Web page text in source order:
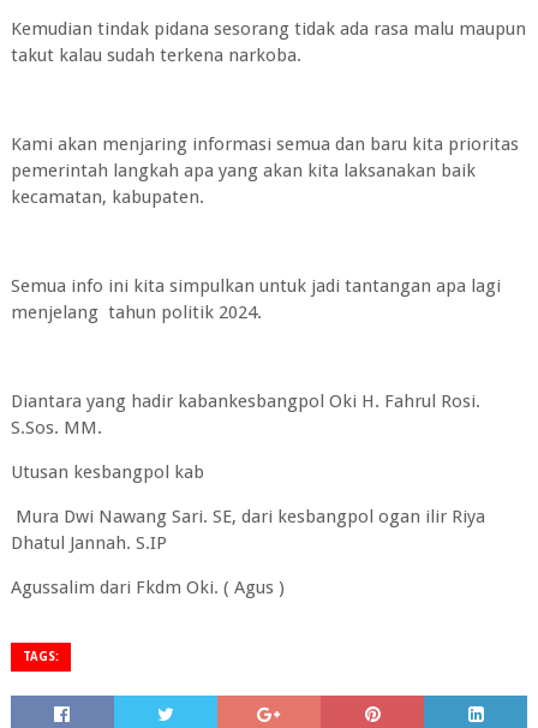
Kemudian tindak pidana sesorang tidak ada rasa malu maupun
takut kalau sudah terkena narkoba.
Kami akan menjaring informasi semua dan baru kita prioritas
pemerintah langkah apa yang akan kita laksanakan baik
kecamatan, kabupaten.
Semua info ini kita simpulkan untuk jadi tantangan apa lagi
menjelang tahun politik 2024.
Diantara yang hadir kabankesbangpol Oki H. Fahrul Rosi.
S.Sos. MM.
Utusan kesbangpol kab
Mura Dwi Nawang Sari. SE, dari kesbangpol ogan ilir Riya
Dhatul Jannah. S.IP
Agussalim dari Fkdm Oki. ( Agus )
TAGS: